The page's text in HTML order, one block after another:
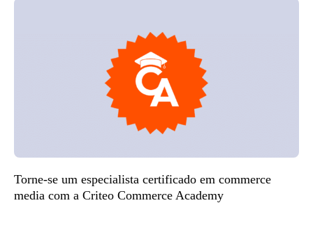
Torne-se um especialista certificado em commerce
media com a Criteo Commerce Academy